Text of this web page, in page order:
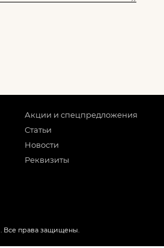
Акции и спецпредложения
Статьи
Новости
Реквизиты
. Все права защищены.